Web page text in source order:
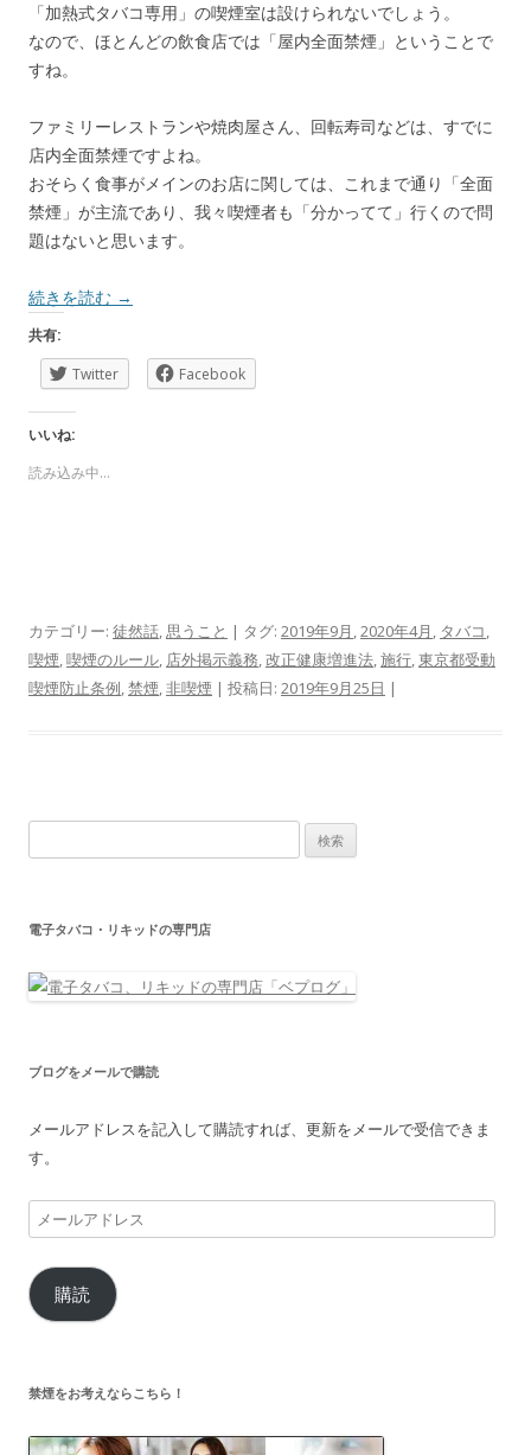
「加熱式タバコ専用」の喫煙室は設けられないでしょう。
なので、ほとんどの飲食店では「屋内全面禁煙」ということで
すね。
ファミリーレストランや焼肉屋さん、回転寿司などは、すでに
店内全面禁煙ですよね。
おそらく食事がメインのお店に関しては、これまで通り「全面
禁煙」が主流であり、我々喫煙者も「分かってて」行くので問
題はないと思います。
続きを読む →
共有:
Twitter
Facebook
いいね:
読み込み中…
カテゴリー: 徒然話,思うこと | タグ: 2019年9月 ,2020年4月 , タバコ,
喫煙,喫煙のルール, 店外掲示義務,改正健康増進法,施行,東京都受動
喫煙防止条例,禁煙,非喫煙 | 投稿日: 2019年9月25日 |
索:
電子タバコ・リキッドの専門店
ブログをメールで購読
メールアドレスを記入して購読すれば、更新をメールで受信できま
す。
メ
ー
ル
ア
ス
購読
禁煙をお考えならこちら！